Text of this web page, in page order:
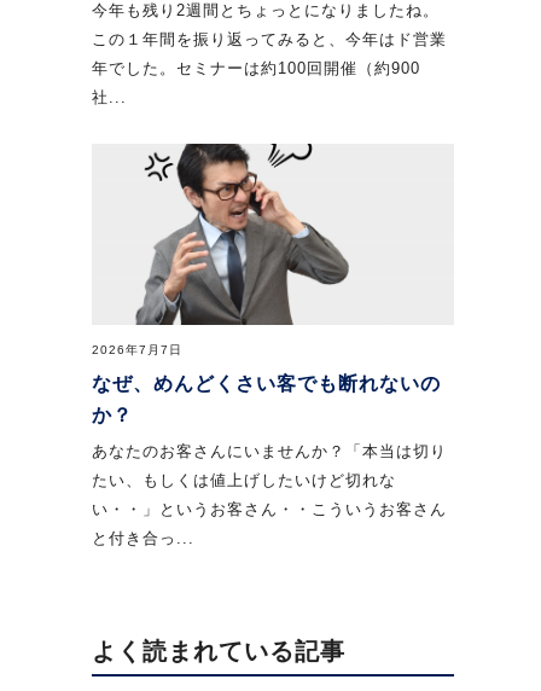
今年も残り2週間とちょっとになりましたね。
この１年間を振り返ってみると、今年はド営業
年でした。セミナーは約100回開催（約900
社...
2026年7月7日
なぜ、めんどくさい客でも断れないの
か？
あなたのお客さんにいませんか？「本当は切り
たい、もしくは値上げしたいけど切れな
い・・」というお客さん・・こういうお客さん
と付き合っ...
よく読まれている記事